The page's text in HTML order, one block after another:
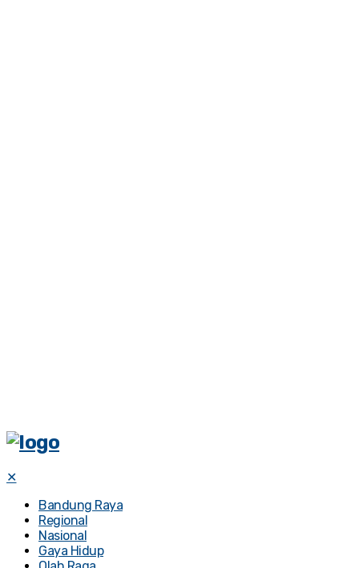
✕
Bandung Raya
Regional
Nasional
Gaya Hidup